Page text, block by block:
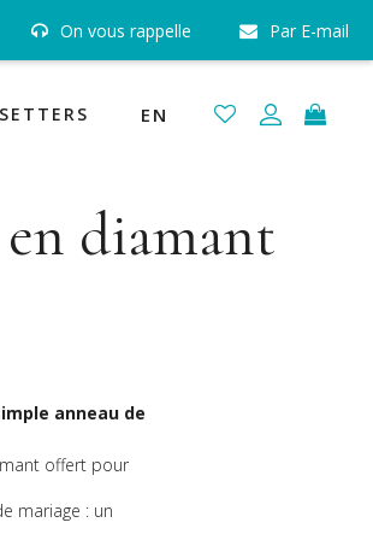
EN
diamant
anneau de
offert pour
mariage : un
Joaillerie Fabrication Française
On vous rappelle Par E-mail